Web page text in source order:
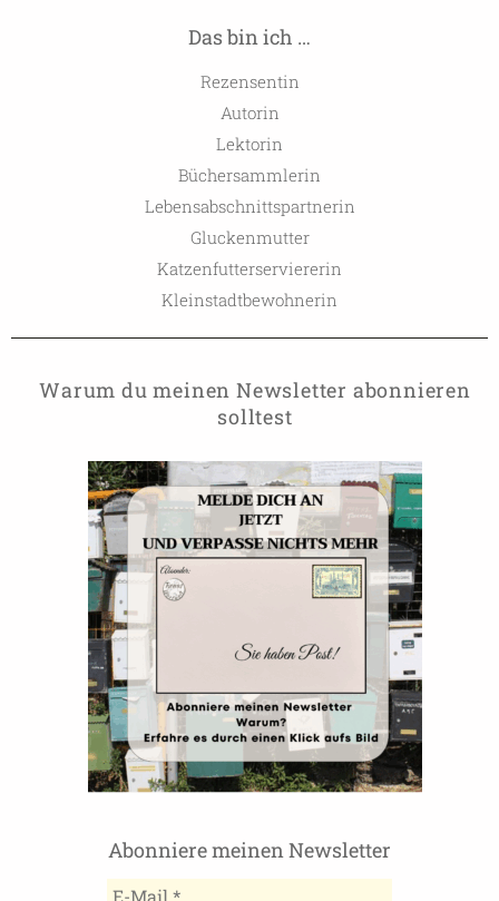
Das bin ich …
Rezensentin
Autorin
Lektorin
Büchersammlerin
Lebensabschnittspartnerin
Gluckenmutter
Katzenfutterserviererin
Kleinstadtbewohnerin
Warum du meinen Newsletter abonnieren
solltest
Abonniere meinen Newsletter